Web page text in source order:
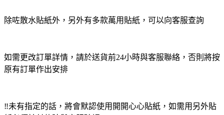
除咗散水貼紙外，另外有多款萬用貼紙，可以向客服查詢
如需更改訂單詳情，請於送貨前24小時與客服聯絡，否則將按
原有訂單作出安排
‼️未有指定的話，將會默認使用開開心心貼紙，如需用另外貼